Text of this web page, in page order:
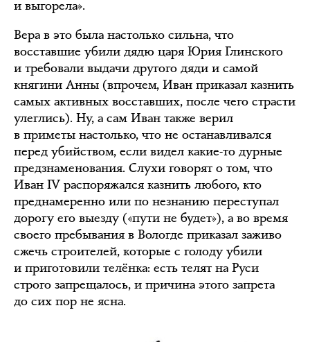
и выгорела».
Вера в это была настолько сильна, что
восставшие убили дядю царя Юрия Глинского
и требовали выдачи другого дяди и самой
княгини Анны (впрочем, Иван приказал казнить
самых активных восставших, после чего страсти
улеглись). Ну, а сам Иван также верил
в приметы настолько, что не останавливался
перед убийством, если видел какие-то дурные
предзнаменования. Слухи говорят о том, что
Иван IV распоряжался казнить любого, кто
преднамеренно или по незнанию переступал
дорогу его выезду («пути не будет»), а во время
своего пребывания в Вологде приказал заживо
сжечь строителей, которые с голоду убили
и приготовили телёнка: есть телят на Руси
строго запрещалось, и причина этого запрета
до сих пор не ясна.